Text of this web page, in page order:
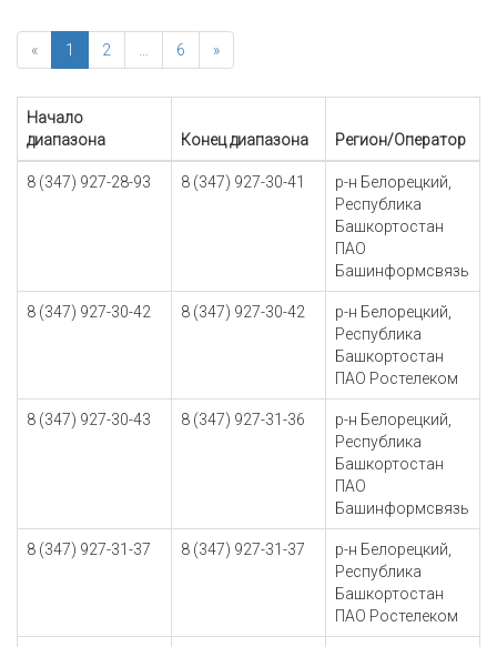
« 1 2 6 »
Начало
диапазона
Конец диапазона Регион/Оператор
8 (347) 927-28-93 8 (347) 927-30-41
р-н Белорецкий,
Республика
Башкортостан
ПАО
Башинформсвязь
8 (347) 927-30-42 8 (347) 927-30-42
р-н Белорецкий,
Республика
Башкортостан
ПАО Ростелеком
8 (347) 927-30-43 8 (347) 927-31-36
р-н Белорецкий,
Республика
Башкортостан
ПАО
Башинформсвязь
8 (347) 927-31-37 8 (347) 927-31-37
р-н Белорецкий,
Республика
Башкортостан
ПАО Ростелеком